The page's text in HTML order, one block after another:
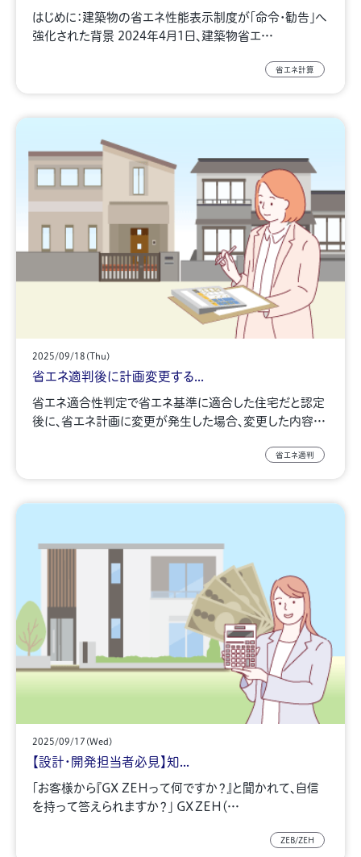
はじめに：建築物の省エネ性能表示制度が「命令・勧告」へ
強化された背景 2024年4月1日、建築物省エ…
省エネ計算
2025/09/18(Thu)
省エネ適判後に計画変更する...
省エネ適合性判定で省エネ基準に適合した住宅だと認定
後に、省エネ計画に変更が発生した場合、変更した内容…
省エネ適判
2025/09/17(Wed)
【設計・開発担当者必見】知...
「お客様から『GX ZEHって何ですか？』と聞かれて、自信
を持って答えられますか？」 GX ZEH（…
ZEB/ZEH